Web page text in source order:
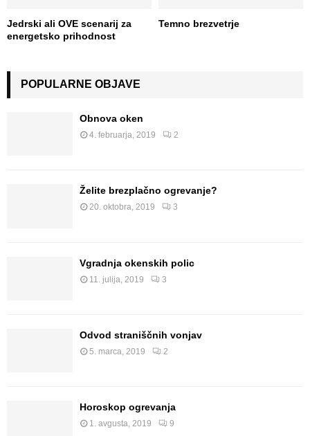
Jedrski ali OVE scenarij za
energetsko prihodnost
Temno brezvetrje
POPULARNE OBJAVE
Obnova oken
4. februarja, 2019 2
Želite brezplačno ogrevanje?
20. oktobra, 2019 3
Vgradnja okenskih polic
11. julija, 2019 3
Odvod straniščnih vonjav
5. marca, 2019 2
Horoskop ogrevanja
1. avgusta, 2019 9